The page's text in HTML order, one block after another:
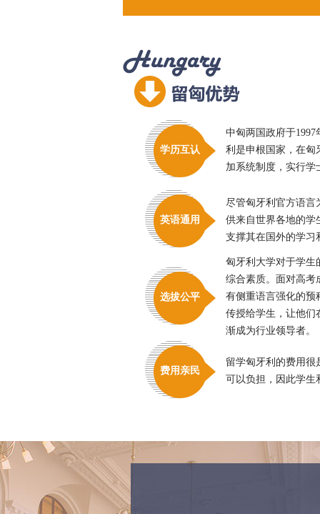
学历互认
中匈两国政府于
利是申根国家，在匈
加系统制度，实行学
英语通用
尽管匈牙利官方语言
供来自世界各地的学
支撑其在国外的学习
选拔公平
匈牙利大学对于学生
综合素质。面对高考
有侧重语言强化的预
传授给学生，让他们
渐成为行业领导者。
费用亲民
留学匈牙利的费用很
可以负担，因此学生